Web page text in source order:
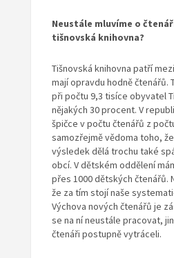
Neustále mluvíme o
tišnovská knihovna?
Tišnovská knihovna patří
mají opravdu hodně čtenářů.
při počtu 9,3 tisíce obyvatel
nějakých 30 procent. V
špičce v počtu čtenářů z
samozřejmě vědoma toho,
výsledek dělá trochu také
obcí. V dětském oddělení
přes 1000 dětských čtenářů.
že za tím stojí naše
Výchova nových čtenářů je
se na ní neustále pracovat,
čtenáři postupně vytráceli.